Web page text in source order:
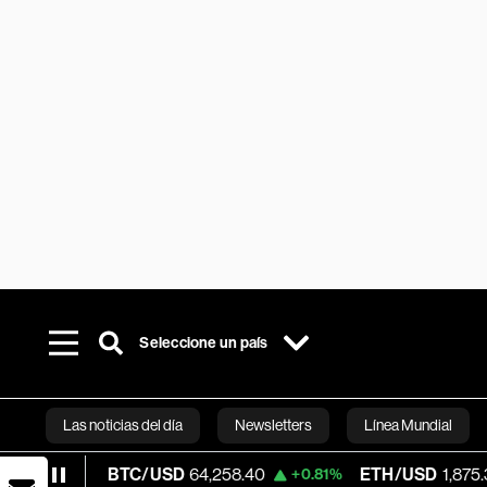
Seleccione un país
Las noticias del día Newsletters Línea Mundial
Bloomberg
BTC/USD 64,258.40 +0.81% ETH/USD 1,875.325